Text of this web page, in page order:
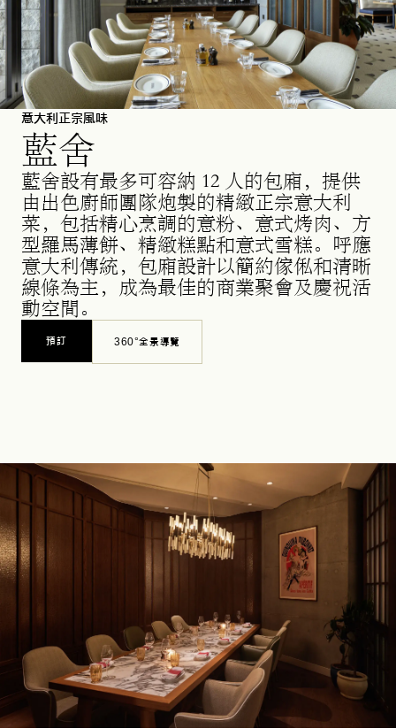
意大利正宗風味
藍舍
藍舍設有最多可容納 12 人的包廂，提供
由出色廚師團隊炮製的精緻正宗意大利
菜，包括精心烹調的意粉、意式烤肉、方
型羅馬薄餅、精緻糕點和意式雪糕。呼應
意大利傳統，包廂設計以簡約傢俬和清晰
線條為主，成為最佳的商業聚會及慶祝活
動空間。
預訂
OPENS IN A NEW TAB
360°全景導覽